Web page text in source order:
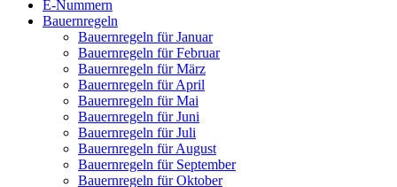
E-Nummern
Bauernregeln
Bauernregeln für Januar
Bauernregeln für Februar
Bauernregeln für März
Bauernregeln für April
Bauernregeln für Mai
Bauernregeln für Juni
Bauernregeln für Juli
Bauernregeln für August
Bauernregeln für September
Bauernregeln für Oktober